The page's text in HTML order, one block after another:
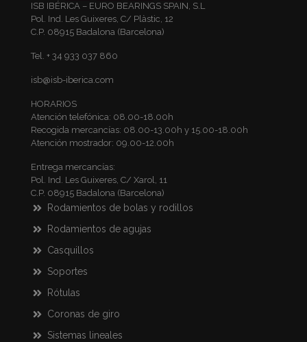
ISB IBÉRICA – EURO BEARINGS SPAIN, S.L
Pol. Ind. Les Guixeres, C/ Plàstic, 12
C.P. 08915 Badalona (Barcelona)
Tel. + 34 933 037 860
isb@isb-iberica.com
HORARIOS
Atención telefónica: 08.00-18.00h
Recogida mercancías: 08.00-13.00h y 15.00-18.00h
Atención mostrador: 09.00-12.00h
Entrega mercancías:
Pol. Ind. Les Guixeres, C/ Xarol, 11
C.P. 08915 Badalona (Barcelona)
Rodamientos de bolas y rodillos
Rodamientos de agujas
Casquillos
Soportes
Rótulas
Coronas de giro
Sistemas lineales